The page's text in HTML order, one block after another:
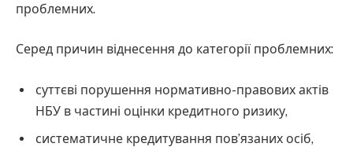
проблемних.
Серед причин віднесення до категорії проблемних:
суттєві порушення нормативно-правових актів
НБУ в частині оцінки кредитного ризику,
систематичне кредитування пов’язаних осіб,